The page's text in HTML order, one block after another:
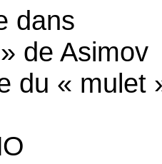
dans
de Asimov
du « mulet